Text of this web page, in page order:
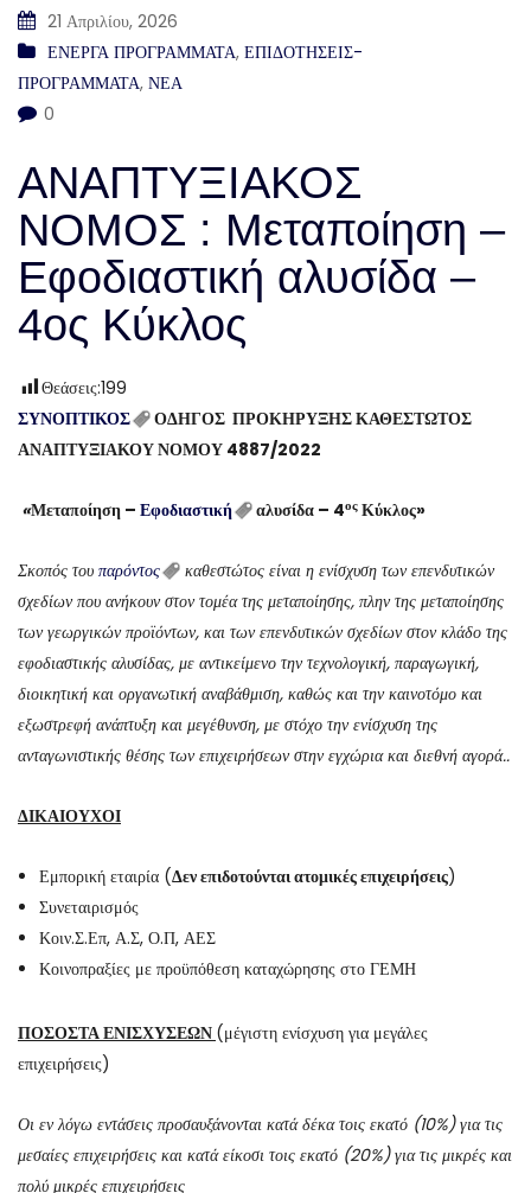
21 Απριλίου, 2026
ΕΝΕΡΓΑ ΠΡΟΓΡΑΜΜΑΤΑ, ΕΠΙΔΟΤΗΣΕΙΣ-
ΠΡΟΓΡΑΜΜΑΤΑ, ΝΕΑ
0
ΑΝΑΠΤΥΞΙΑΚΟΣ
ΝΟΜΟΣ : Μεταποίηση –
Εφοδιαστική αλυσίδα –
4ος Κύκλος
Θεάσεις:199
ΣΥΝΟΠΤΙΚΟΣ
ΟΔΗΓΟΣ ΠΡΟΚΗΡΥΞΗΣ ΚΑΘΕΣΤΩΤΟΣ
ΑΝΑΠΤΥΞΙΑΚΟΥ ΝΟΜΟΥ 4887/2022
«Μεταποίηση – Εφοδιαστική αλυσίδα – 4ος Κύκλος»
Σκοπός του παρόντος
καθεστώτος είναι η ενίσχυση των επενδυτικών
σχεδίων που ανήκουν στον τομέα της μεταποίησης, πλην της μεταποίησης
των γεωργικών προϊόντων, και των επενδυτικών σχεδίων στον κλάδο της
εφοδιαστικής αλυσίδας, με αντικείμενο την τεχνολογική, παραγωγική,
διοικητική και οργανωτική αναβάθμιση, καθώς και την καινοτόμο και
εξωστρεφή ανάπτυξη και μεγέθυνση, με στόχο την ενίσχυση της
ανταγωνιστικής θέσης των επιχειρήσεων στην εγχώρια και διεθνή αγορά..
ΔΙΚΑΙΟΥΧΟΙ
Εμπορική εταιρία (Δεν επιδοτούνται ατομικές επιχειρήσεις)
Συνεταιρισμός
Κοιν.Σ.Επ, Α.Σ, Ο.Π, ΑΕΣ
Κοινοπραξίες με προϋπόθεση καταχώρησης στο ΓΕΜΗ
ΠΟΣΟΣΤΑ ΕΝΙΣΧΥΣΕΩΝ (μέγιστη ενίσχυση για μεγάλες
επιχειρήσεις)
Οι εν λόγω εντάσεις προσαυξάνονται κατά δέκα τοις εκατό (10%) για τις
μεσαίες επιχειρήσεις και κατά είκοσι τοις εκατό (20%) για τις μικρές και
πολύ μικρές επιχειρήσεις